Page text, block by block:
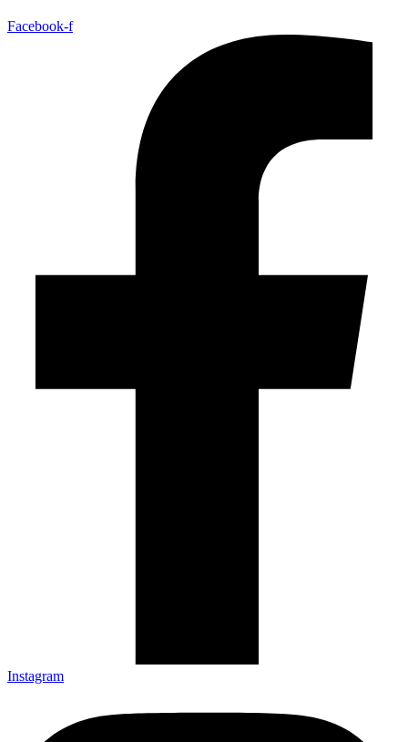
Facebook-f
Instagram